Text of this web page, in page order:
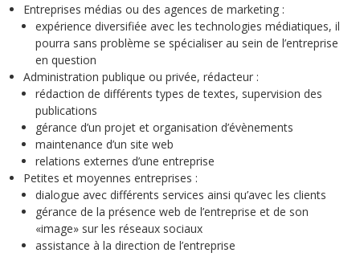
Entreprises médias ou des agences de marketing :
expérience diversifiée avec les technologies médiatiques, il
pourra sans problème se spécialiser au sein de l’entreprise
en question
Administration publique ou privée, rédacteur :
rédaction de différents types de textes, supervision des
publications
gérance d’un projet et organisation d’évènements
maintenance d’un site web
relations externes d’une entreprise
Petites et moyennes entreprises :
dialogue avec différents services ainsi qu’avec les clients
gérance de la présence web de l’entreprise et de son
«image» sur les réseaux sociaux
assistance à la direction de l’entreprise